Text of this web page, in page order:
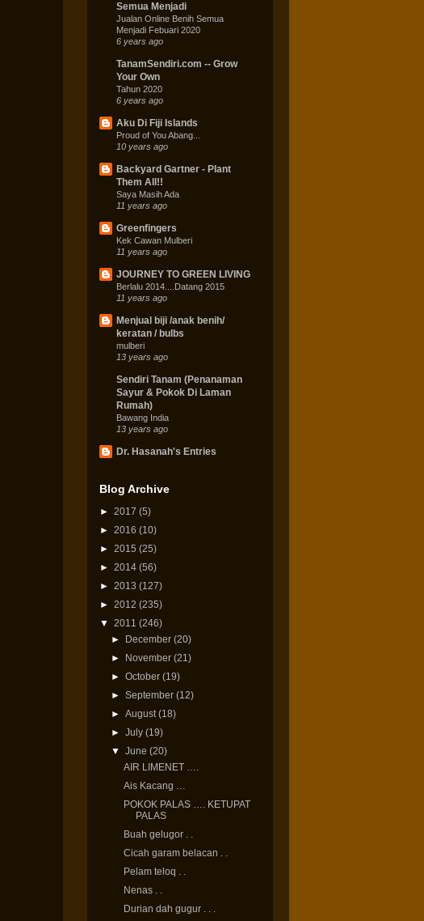
Semua Menjadi
Jualan Online Benih Semua
Menjadi Febuari 2020
6 years ago
TanamSendiri.com -- Grow
Your Own
Tahun 2020
6 years ago
Aku Di Fiji Islands
Proud of You Abang...
10 years ago
Backyard Gartner - Plant
Them All!!
Saya Masih Ada
11 years ago
Greenfingers
Kek Cawan Mulberi
11 years ago
JOURNEY TO GREEN LIVING
Berlalu 2014....Datang 2015
11 years ago
Menjual biji /anak benih/
keratan / bulbs
mulberi
13 years ago
Sendiri Tanam (Penanaman
Sayur & Pokok Di Laman
Rumah)
Bawang India
13 years ago
Dr. Hasanah's Entries
Blog Archive
► 2017 (5)
► 2016 (10)
► 2015 (25)
► 2014 (56)
► 2013 (127)
► 2012 (235)
▼ 2011 (246)
►
December(20)
►
November(21)
►October(19)
►September(12)
►August(18)
►July(19)
▼June(20)
AIR LIMENET ….
Ais Kacang …
POKOK PALAS …. KETUPAT
PALAS
Buah gelugor . .
Cicah garam belacan . .
Pelam teloq . .
Nenas . .
Durian dah gugur . . .